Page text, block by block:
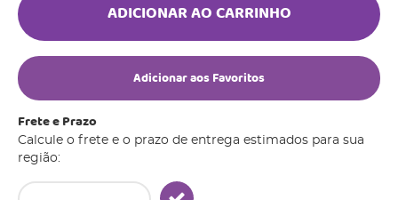
ADICIONAR AO CARRINHO
Adicionar aos Favoritos
Frete e Prazo
Calcule o frete e o prazo de entrega estimados para sua
região: